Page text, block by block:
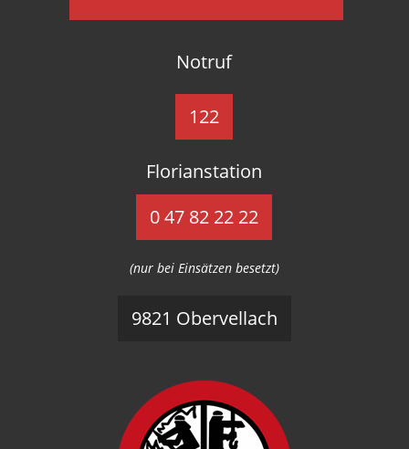
Notruf
122
Florianstation
0 47 82 22 22
(nur bei Einsätzen besetzt)
9821 Obervellach